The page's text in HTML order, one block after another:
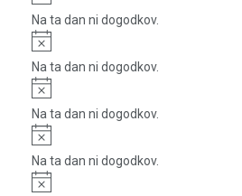
Na ta dan ni dogodkov.
Notice
Na ta dan ni dogodkov.
Notice
Na ta dan ni dogodkov.
Notice
Na ta dan ni dogodkov.
Notice